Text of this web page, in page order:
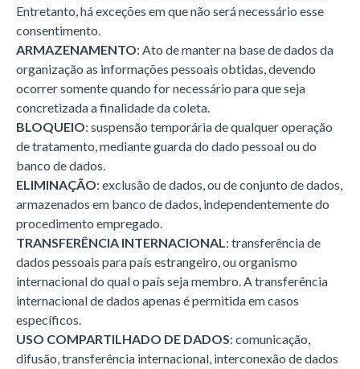
Entretanto, há exceções em que não será necessário esse
consentimento.
ARMAZENAMENTO: Ato de manter na base de dados da
organização as informações pessoais obtidas, devendo
ocorrer somente quando for necessário para que seja
concretizada a finalidade da coleta.
BLOQUEIO: suspensão temporária de qualquer operação
de tratamento, mediante guarda do dado pessoal ou do
banco de dados.
ELIMINAÇÃO: exclusão de dados, ou de conjunto de dados,
armazenados em banco de dados, independentemente do
procedimento empregado.
TRANSFERÊNCIA INTERNACIONAL: transferência de
dados pessoais para país estrangeiro, ou organismo
internacional do qual o país seja membro. A transferência
internacional de dados apenas é permitida em casos
específicos.
USO COMPARTILHADO DE DADOS: comunicação,
difusão, transferência internacional, interconexão de dados